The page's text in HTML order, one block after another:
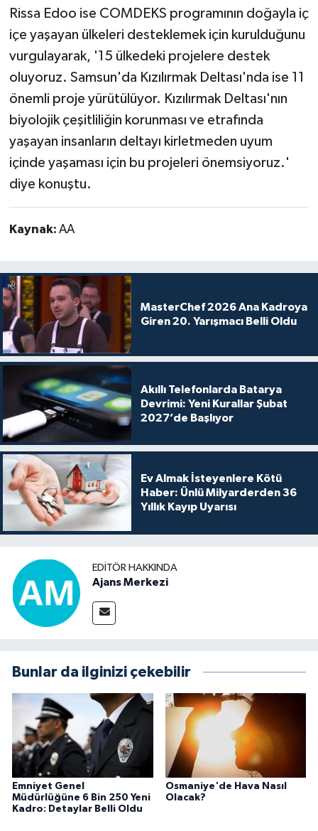
Rissa Edoo ise COMDEKS programının doğayla iç
içe yaşayan ülkeleri desteklemek için kurulduğunu
vurgulayarak, '15 ülkedeki projelere destek
oluyoruz. Samsun'da Kızılırmak Deltası'nda ise 11
önemli proje yürütülüyor. Kızılırmak Deltası'nın
biyolojik çeşitliliğin korunması ve etrafında
yaşayan insanların deltayı kirletmeden uyum
içinde yaşaması için bu projeleri önemsiyoruz.'
diye konuştu.
Kaynak: AA
MasterChef 2026 Ana Kadroya
Giren 20. Yarışmacı Belli Oldu
Akıllı Telefonlarda Batarya
Devrimi: Yeni Kurallar Şubat
2027’de Başlıyor
Ev Almak İsteyenlere Kötü
Haber: Ünlü Milyarderden 36
Yıllık Kayıp Uyarısı
EDITÖR HAKKINDA
Ajans Merkezi
Bunlar da ilginizi çekebilir
Emniyet Genel
Müdürlüğüne 6 Bin 250 Yeni
Kadro: Detaylar Belli Oldu
Osmaniye'de Hava Nasıl
Olacak?